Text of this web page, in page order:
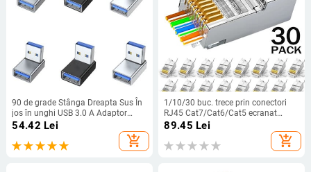
90 de grade Stânga Dreapta Sus În
jos în unghi USB 3.0 A Adaptor
conector extensie masculin la
femelă pentru laptop PC Convertor
încărcătoare USB
54.42 Lei
add_shopping_cart
1/10/30 buc. trece prin conectori
RJ45 Cat7/Cat6/Cat5 ecranat
Capăt de cristal placat cu aur 8P8C
modulară
89.45 Lei
add_shopping_cart